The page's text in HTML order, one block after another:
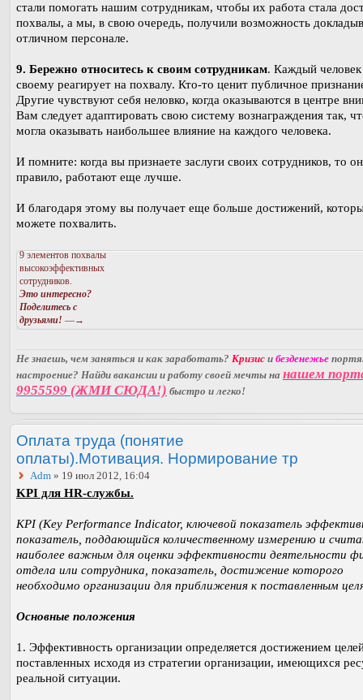
стали помогать нашим сотрудникам, чтобы их работа стала
похвалы, а мы, в свою очередь, получили возможность
отличном персонале.
9. Бережно относитесь к своим сотрудникам. Каждый
своему реагирует на похвалу. Кто-то ценит публичное
Другие чувствуют себя неловко, когда оказываются в центре
Вам следует адаптировать свою систему вознаграждения так,
могла оказывать наибольшее влияние на каждого человека.
И помните: когда вы признаете заслуги своих сотрудников, то
правило, работают еще лучше.
И благодаря этому вы получает еще больше достижений,
можете похвалить.
9 элементов похвалы
высокоэффективных
сотрудников.
Это интересно?
Поделитесь с
друзьями! —→
Не знаешь, чем заняться и как заработать? Кризис и безденежье
настроение? Найди вакансии и работу своей мечты на нашем
9955599 (ЖМИ СЮДА!) быстро и легко!
Оплата труда (понятие
оплаты).Мотивация. Нормирование тр
Adm » 19 июл 2012, 16:04
KPI для HR-службы.
KPI (Key Performance Indicator, ключевой показатель
показатель, поддающийся количественному измерению и
наиболее важным для оценки эффективности деятельности
отдела или сотрудника, показатель, достижение которого
необходимо организации для приближения к поставленным
Основные положения
1. Эффективность организации определяется достижением
поставленных исходя из стратегии организации, имеющихся
реальной ситуации.